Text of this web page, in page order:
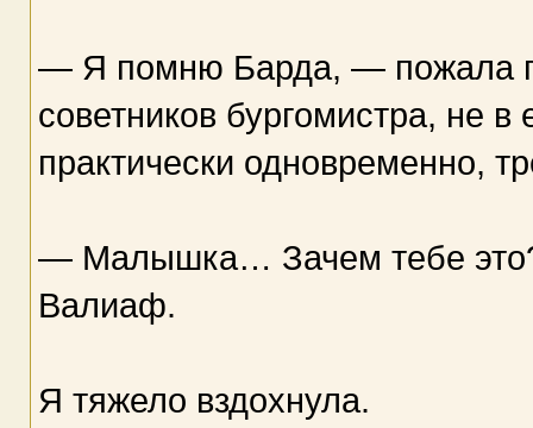
— Я помню Барда, — пожала
советников бургомистра, не
практически одновременно,
— Малышка… Зачем тебе
Валиаф.
Я тяжело вздохнула.